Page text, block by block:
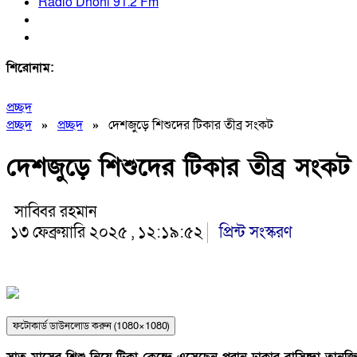
শিরোনাম:
প্রচ্ছদ
প্রচ্ছদ» প্রচ্ছদ» দেশজুড়ে শিশুদের টিকার তীব্র সংকট
দেশজুড়ে শিশুদের টিকার তীব্র সংকট
সাব্বির রহমান
১৩ ফেব্রুয়ারি ২০২৫ , ১২:১৯:৫২
প্রিন্ট সংস্করণ
ফটোকার্ড ডাউনলোড করুন (1080×1080)